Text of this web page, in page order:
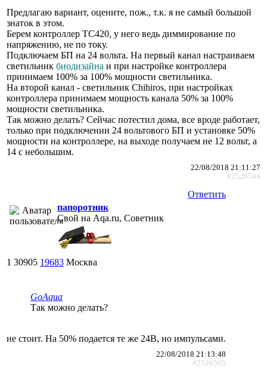
Предлагаю вариант, оцените, пож., т.к. я не самый большой
знаток в этом.
Берем контроллер ТС420, у него ведь диммирование по
напряжению, не по току.
Подключаем БП на 24 вольта. На первый канал настраиваем
светильник биодизайна и при настройке контроллера
принимаем 100% за 100% мощности светильника.
На второй канал - светильник Chihiros, при настройках
контроллера принимаем мощность канала 50% за 100%
мощности светильника.
Так можно делать? Сейчас потестил дома, все вроде работает,
только при подключении 24 вольтового БП и установке 50%
мощности на контроллере, на выходе получаем не 12 вольт, а
14 с небольшим.
22/08/2018 21:11:27
#2526504
Ответить
папоротник
Свой на Aqa.ru, Советник
1 30905 19683 Москва
GoAqua
Так можно делать?
не стоит. На 50% подается те же 24В, но импульсами.
22/08/2018 21:13:48
#2526505